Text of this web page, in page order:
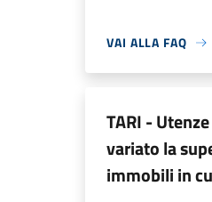
VAI ALLA FAQ
TARI -
variato la
immobili in